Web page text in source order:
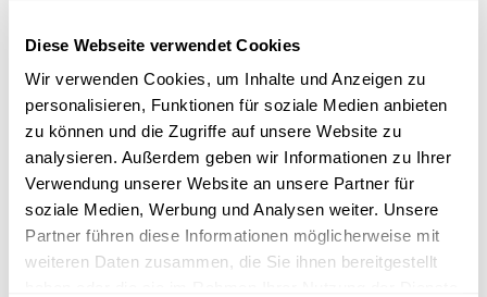
Diese Webseite verwendet Cookies
Wir verwenden Cookies, um Inhalte und Anzeigen zu
personalisieren, Funktionen für soziale Medien anbieten
zu können und die Zugriffe auf unsere Website zu
analysieren. Außerdem geben wir Informationen zu Ihrer
Verwendung unserer Website an unsere Partner für
soziale Medien, Werbung und Analysen weiter. Unsere
Partner führen diese Informationen möglicherweise mit
weiteren Daten zusammen, die Sie ihnen bereitgestellt